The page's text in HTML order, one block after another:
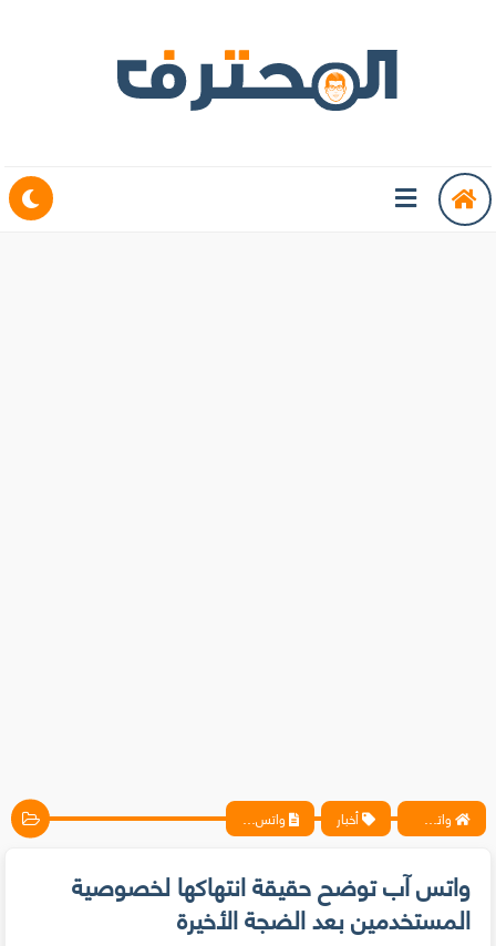
واتس آب ، فيسبوك ، أنترنت ، شروحات تقنية حصرية - المحترف أخبار واتس آب توضح حقيقة انتهاكها لخصوصية المستخدمين بعد الضجة الأخيرة
واتس آب توضح حقيقة انتهاكها لخصوصية
المستخدمين بعد الضجة الأخيرة